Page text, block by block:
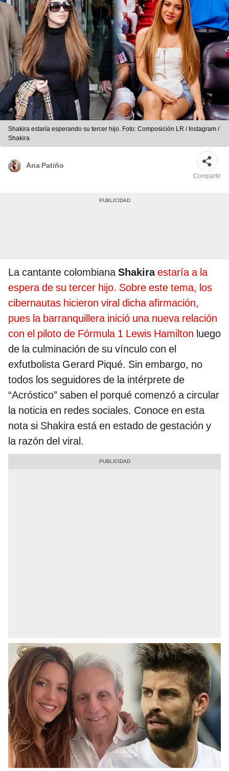
Shakira estaría esperando su tercer hijo. Foto: Composición LR / Instagram /
Shakira
Ana Patiño
Compartir
La cantante colombianaShakiraestaría a la
espera de su tercer hijo. Sobre este tema, los
cibernautas hicieron viral dicha afirmación,
pues la barranquillera inició una nueva relación
con el piloto de Fórmula 1 Lewis Hamilton luego
de la culminación de su vínculo con el
exfutbolista Gerard Piqué. Sin embargo, no
todos los seguidores de la intérprete de
“Acróstico” saben el porqué comenzó a circular
la noticia en redes sociales. Conoce en esta
nota si Shakira está en estado de gestación y
la razón del viral.